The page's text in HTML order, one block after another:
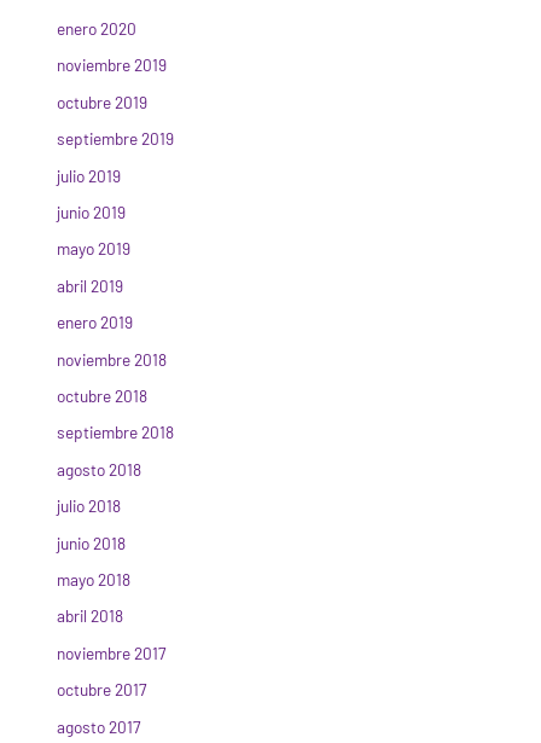
enero 2020
noviembre 2019
octubre 2019
septiembre 2019
julio 2019
junio 2019
mayo 2019
abril 2019
enero 2019
noviembre 2018
octubre 2018
septiembre 2018
agosto 2018
julio 2018
junio 2018
mayo 2018
abril 2018
noviembre 2017
octubre 2017
agosto 2017